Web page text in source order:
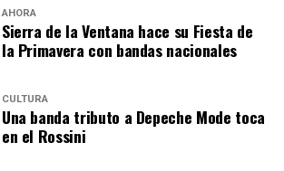
AHORA
Sierra de la Ventana hace su Fiesta de
la Primavera con bandas nacionales
CULTURA
Una banda tributo a Depeche Mode toca
en el Rossini